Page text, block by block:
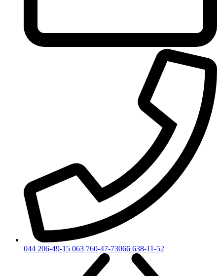
044 206-49-15 063 760-47-73066 638-11-52